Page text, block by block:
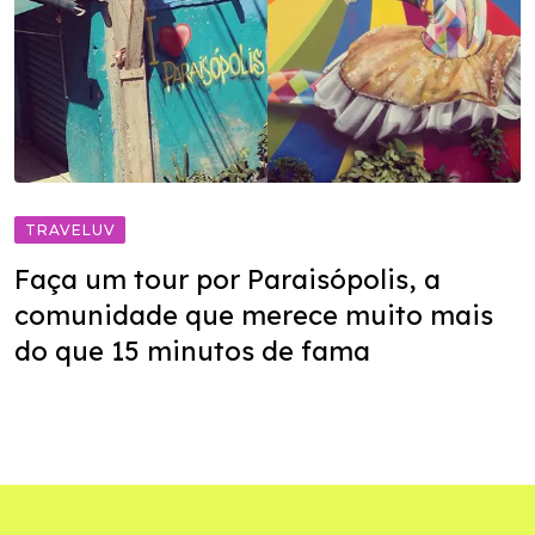
TRAVELUV
Faça um tour por Paraisópolis, a
comunidade que merece muito mais
do que 15 minutos de fama